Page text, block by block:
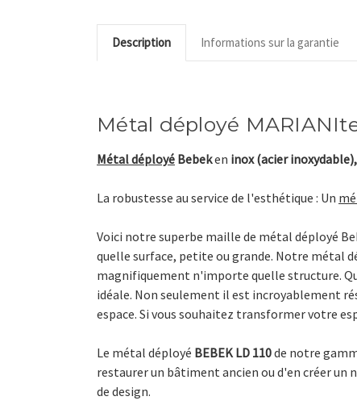
Description Informations sur la garantie
Métal déployé
Métal déployé Bebeken inox (acier
La robustesse au service de l'esthétique : Un
Voici notre superbe maille de métal déployé
quelle surface, petite ou grande. Notre métal
magnifiquement n'importe quelle structure.
idéale. Non seulement il est incroyablement
espace. Si vous souhaitez transformer votre
Le métal déployé BEBEK LD 110de notre
restaurer un bâtiment ancien ou d'en créer un
de design.